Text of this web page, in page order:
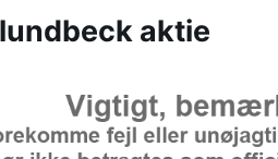
aktie